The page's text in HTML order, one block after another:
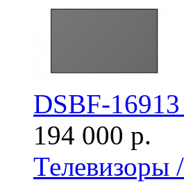
DSBF-
194 000 р.
Телевизоры